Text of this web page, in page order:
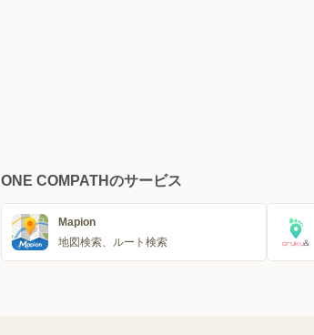
ONE COMPATHのサービス
Mapion
地図検索、ルート検索